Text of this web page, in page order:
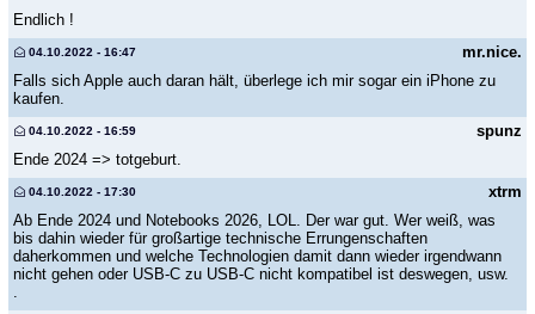
Endlich !
mr.nice.
04.10.2022 - 16:47
Falls sich Apple auch daran hält, überlege ich mir sogar ein iPhone zu
kaufen.
spunz
04.10.2022 - 16:59
Ende 2024 => totgeburt.
xtrm
04.10.2022 - 17:30
Ab Ende 2024 und Notebooks 2026, LOL. Der war gut. Wer weiß, was
bis dahin wieder für großartige technische Errungenschaften
daherkommen und welche Technologien damit dann wieder irgendwann
nicht gehen oder USB-C zu USB-C nicht kompatibel ist deswegen, usw.
.